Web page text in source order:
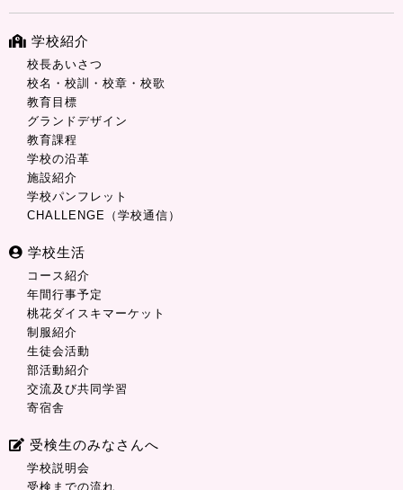
学校紹介
校長あいさつ
校名・校訓・校章・校歌
教育目標
グランドデザイン
教育課程
学校の沿革
施設紹介
学校パンフレット
CHALLENGE（学校通信）
学校生活
コース紹介
年間行事予定
桃花ダイスキマーケット
制服紹介
生徒会活動
部活動紹介
交流及び共同学習
寄宿舎
受検生のみなさんへ
学校説明会
受検までの流れ